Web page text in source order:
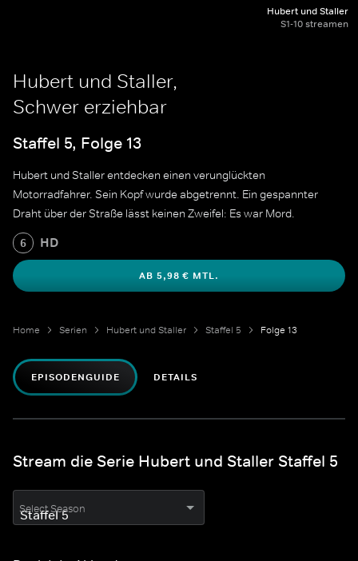
Hubert und Staller
S1-10 streamen
Hubert und Staller,
Schwer erziehbar
Staffel 5, Folge 13
Hubert und Staller entdecken einen verunglückten
Motorradfahrer. Sein Kopf wurde abgetrennt. Ein gespannter
Draht über der Straße lässt keinen Zweifel: Es war Mord.
6 HD
AB 5,98 € MTL.
Home Serien Hubert und Staller Staffel 5 Folge 13
EPISODENGUIDE DETAILS
Stream die Serie Hubert und Staller Staffel 5
Select Season